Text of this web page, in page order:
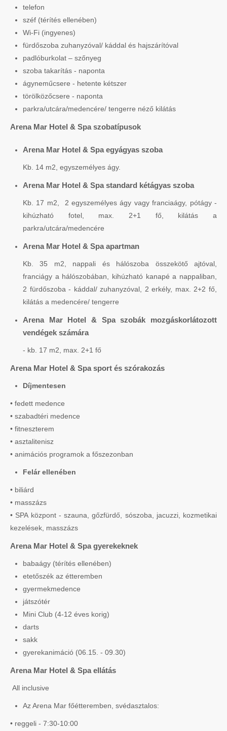
telefon
széf (térítés ellenében)
Wi-Fi (ingyenes)
fürdőszoba zuhanyzóval/ káddal és hajszárítóval
padlóburkolat – szőnyeg
szoba takarítás - naponta
ágyneműcsere - hetente kétszer
törölközőcsere - naponta
parkra/utcára/medencére/ tengerre néző kilátás
Arena Mar Hotel & Spa szobatípusok
Arena Mar Hotel & Spa egyágyas szoba
Kb. 14 m2, egyszemélyes ágy.
Arena Mar Hotel & Spa standard kétágyas szoba
Kb. 17 m2, 2 egyszemélyes ágy vagy franciaágy, pótágy -
kihúzható fotel, max. 2+1 fő, kilátás a
parkra/utcára/medencére
Arena Mar Hotel & Spa apartman
Kb. 35 m2, nappali és hálószoba összekötő ajtóval,
franciágy a hálószobában, kihúzható kanapé a nappaliban,
2 fürdőszoba - káddal/ zuhanyzóval, 2 erkély, max. 2+2 fő,
kilátás a medencére/ tengerre
Arena Mar Hotel & Spa szobák mozgáskorlátozott
vendégek számára
- kb. 17 m2, max. 2+1 fő
Arena Mar Hotel & Spa sport és szórakozás
Díjmentesen
• fedett medence
• szabadtéri medence
• fitneszterem
• asztalitenisz
• animációs programok a főszezonban
Felár ellenében
• biliárd
• masszázs
• SPA központ - szauna, gőzfürdő, sószoba, jacuzzi, kozmetikai
kezelések, masszázs
Arena Mar Hotel & Spa gyerekeknek
babaágy (térítés ellenében)
etetőszék az étteremben
gyermekmedence
játszótér
Mini Club (4-12 éves korig)
darts
sakk
gyerekanimáció (06.15. - 09.30)
Arena Mar Hotel & Spa ellátás
All inclusive
Az Arena Mar főétteremben, svédasztalos:
• reggeli - 7:30-10:00